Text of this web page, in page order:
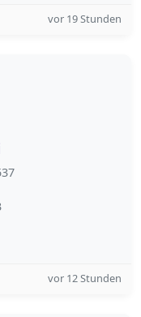
vor 19 Stunden
vor 12 Stunden